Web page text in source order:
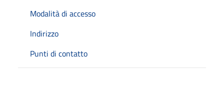
Modalità di accesso
Indirizzo
Punti di contatto